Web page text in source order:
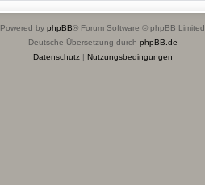
Powered by phpBB® Forum Software © phpBB Limited
Deutsche Übersetzung durch phpBB.de
Datenschutz| Nutzungsbedingungen